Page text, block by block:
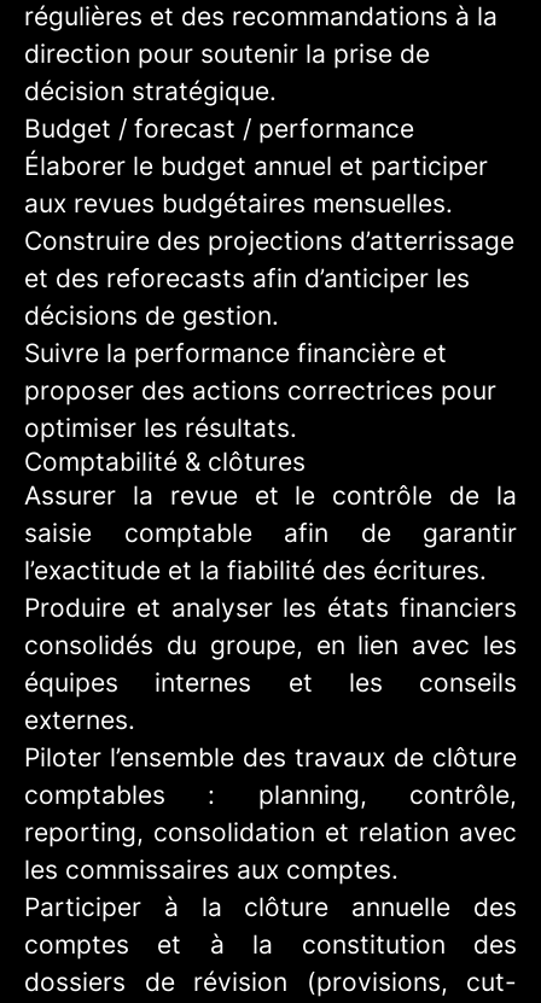
régulières et des recommandations à la
direction pour soutenir la prise de
décision stratégique.
Budget / forecast / performance
Élaborer le budget annuel et participer
aux revues budgétaires mensuelles.
Construire des projections d’atterrissage
et des reforecasts afin d’anticiper les
décisions de gestion.
Suivre la performance financière et
proposer des actions correctrices pour
optimiser les résultats.
Comptabilité & clôtures
Assurer la revue et le contrôle de la
saisie comptable afin de garantir
l’exactitude et la fiabilité des écritures.
Produire et analyser les états financiers
consolidés du groupe, en lien avec les
équipes internes et les conseils
externes.
Piloter l’ensemble des travaux de clôture
comptables : planning, contrôle,
reporting, consolidation et relation avec
les commissaires aux comptes.
Participer à la clôture annuelle des
comptes et à la constitution des
dossiers de révision (provisions, cut-